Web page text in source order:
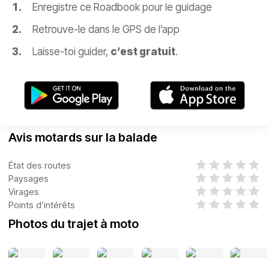
Enregistre ce Roadbook pour le guidage
Retrouve-le dans le GPS de l’app
Laisse-toi guider, c’est gratuit.
Avis motards sur la balade
État des routes
Paysages
Virages
Points d’intérêts
Photos du trajet à moto